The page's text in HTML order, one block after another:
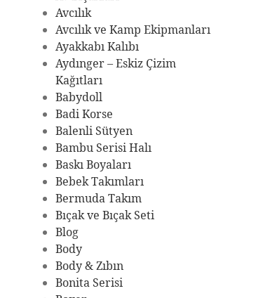
Avcılık
Avcılık ve Kamp Ekipmanları
Ayakkabı Kalıbı
Aydınger – Eskiz Çizim
Kağıtları
Babydoll
Badi Korse
Balenli Sütyen
Bambu Serisi Halı
Baskı Boyaları
Bebek Takımları
Bermuda Takım
Bıçak ve Bıçak Seti
Blog
Body
Body & Zıbın
Bonita Serisi